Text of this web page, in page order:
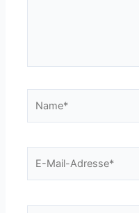
Mail-